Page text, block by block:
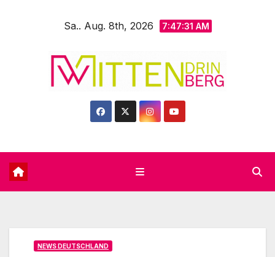
Sa.. Aug. 8th, 2026 7:47:33 AM
NEWS DEUTSCHLAND